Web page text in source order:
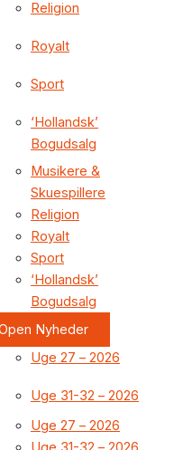
Religion
Royalt
Sport
‘Hollandsk’
Bogudsalg
Musikere &
Skuespillere
Religion
Royalt
Sport
‘Hollandsk’
Bogudsalg
Nyheder
Uge 27 – 2026
Uge 31-32 – 2026
Uge 27 – 2026